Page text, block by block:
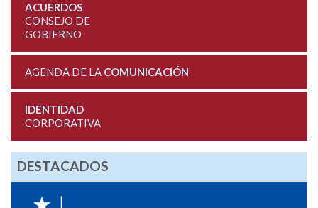
ACUERDOS
CONSEJO DE
GOBIERNO
AGENDA DE LA COMUNICACIÓN
IDENTIDAD
CORPORATIVA
DESTACADOS